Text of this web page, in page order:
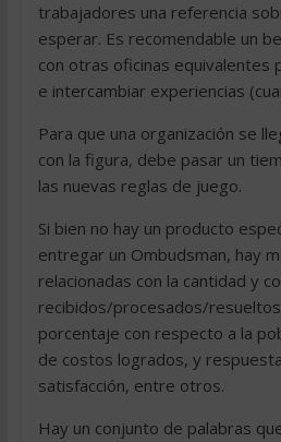
trabajadores una referencia
esperar. Es recomendable un
con otras oficinas equivalentes
e intercambiar experiencias
Para que una organización se
con la figura, debe pasar un
las nuevas reglas de juego.
Si bien no hay un producto
entregar un Ombudsman, hay
relacionadas con la cantidad y
recibidos/procesados/
porcentaje con respecto a la
de costos logrados, y
satisfacción, entre otros.
Hay un conjunto de palabras